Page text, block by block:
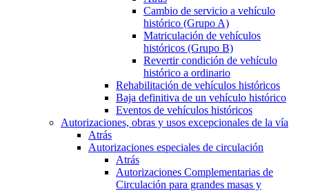
Cambio de servicio a vehículo
histórico (Grupo A)
Matriculación de vehículos
históricos (Grupo B)
Revertir condición de vehículo
histórico a ordinario
Rehabilitación de vehículos históricos
Baja definitiva de un vehículo histórico
Eventos de vehículos históricos
Autorizaciones, obras y usos excepcionales de la vía
Atrás
Autorizaciones especiales de circulación
Atrás
Autorizaciones Complementarias de
Circulación para grandes masas y